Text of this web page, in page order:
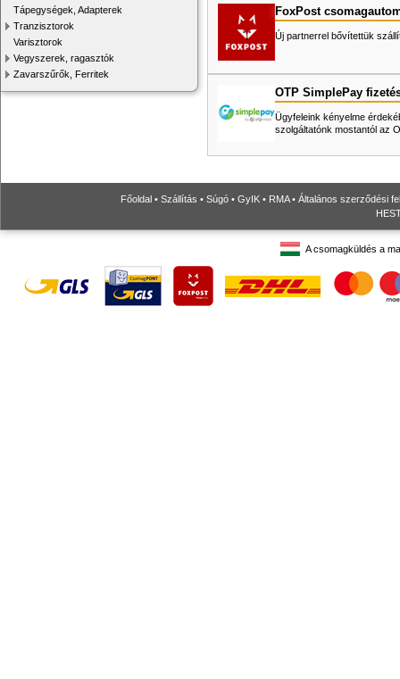
Tápegységek, Adapterek
Tranzisztorok
Varisztorok
Vegyszerek, ragasztók
Zavarszűrők, Ferritek
FoxPost
Új partnerrel bővítettük
OTP SimplePay
Ügyfeleink kényelme
szolgáltatónk mostantól az
Főoldal • Szállítás • Súgó • GyIK • RMA• Általános szerződési
A csomagküldés a